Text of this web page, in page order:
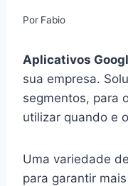
Por Fabio
Aplicativos
sua empresa.
segmentos, para
utilizar quando e
Uma variedade
para garantir